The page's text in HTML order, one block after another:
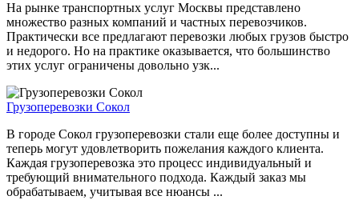
На рынке транспортных услуг Москвы представлено
множество разных компаний и частных перевозчиков.
Практически все предлагают перевозки любых грузов быстро
и недорого. Но на практике оказывается, что большинство
этих услуг ограничены довольно узк...
Грузоперевозки Сокол
В городе Сокол грузоперевозки стали еще более доступны и
теперь могут удовлетворить пожелания каждого клиента.
Каждая грузоперевозка это процесс индивидуальный и
требующий внимательного подхода. Каждый заказ мы
обрабатываем, учитывая все нюансы ...